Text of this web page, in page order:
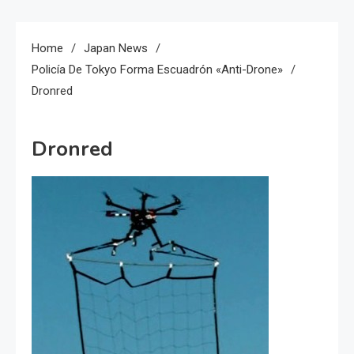
Home
Japan News
Policía De Tokyo Forma Escuadrón «Anti-Drone»
Dronred
Dronred